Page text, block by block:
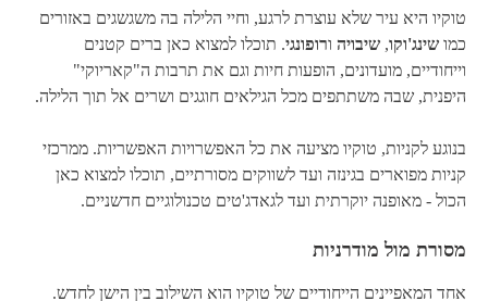
טוקיו היא עיר שלא עוצרת לרגע, וחיי הלילה בה משגשגים באזורים
כמו שינג'וקו, שיבויה ורופונגי. תוכלו למצוא כאן ברים קטנים
וייחודיים, מועדונים, הופעות חיות וגם את תרבות ה"קאריוקי"
היפנית, שבה משתתפים מכל הגילאים חוגגים ושרים אל תוך הלילה.
בנוגע לקניות, טוקיו מציעה את כל האפשרויות האפשריות. ממרכזי
קניות מפוארים בגינזה ועד לשווקים מסורתיים, תוכלו למצוא כאן
הכול - מאופנה יוקרתית ועד לגאדג'טים טכנולוגיים חדשניים.
מסורת מול מודרניות
אחד המאפיינים הייחודיים של טוקיו הוא השילוב בין הישן לחדש.